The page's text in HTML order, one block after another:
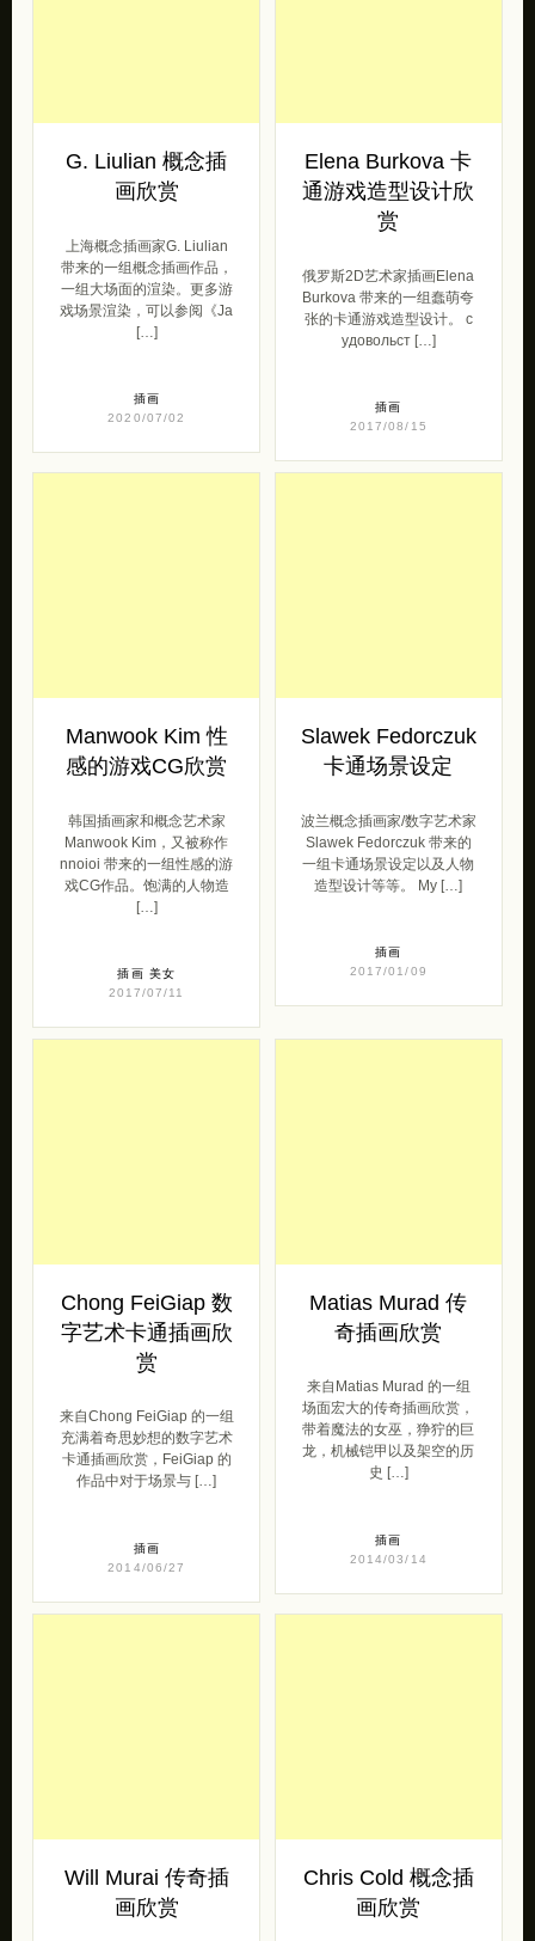
G. Liulian 概念插
画欣赏
上海概念插画家G. Liulian
带来的一组概念插画作品，
一组大场面的渲染。更多游
戏场景渲染，可以参阅《Ja
[…]
插画
2020/07/02
Elena Burkova 卡
通游戏造型设计欣
赏
俄罗斯2D艺术家插画Elena
Burkova 带来的一组蠢萌夸
张的卡通游戏造型设计。 с
удовольст […]
插画
2017/08/15
Manwook Kim 性
感的游戏CG欣赏
韩国插画家和概念艺术家
Manwook Kim，又被称作
nnoioi 带来的一组性感的游
戏CG作品。饱满的人物造
[…]
插画 美女
2017/07/11
Slawek Fedorczuk
卡通场景设定
波兰概念插画家/数字艺术家
Slawek Fedorczuk 带来的
一组卡通场景设定以及人物
造型设计等等。 My […]
插画
2017/01/09
Chong FeiGiap 数
字艺术卡通插画欣
赏
来自Chong FeiGiap 的一组
充满着奇思妙想的数字艺术
卡通插画欣赏，FeiGiap 的
作品中对于场景与 […]
插画
2014/06/27
Matias Murad 传
奇插画欣赏
来自Matias Murad 的一组
场面宏大的传奇插画欣赏，
带着魔法的女巫，狰狞的巨
龙，机械铠甲以及架空的历
史 […]
插画
2014/03/14
Will Murai 传奇插
画欣赏
Chris Cold 概念插
画欣赏